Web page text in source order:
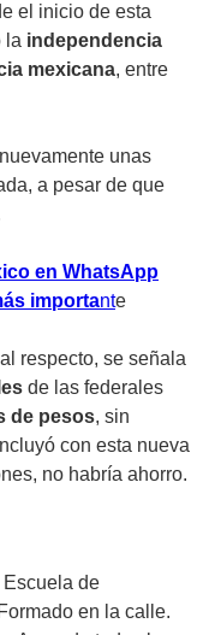
el inicio de esta
la independencia
mexicana, entre
unas
a pesar de que
en WhatsApp
importante
respecto, se señala
de las federales
de pesos, sin
con esta nueva
no habría ahorro.
de
en la calle.